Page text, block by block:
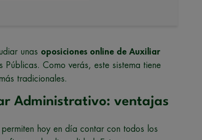
unas oposiciones online de Auxiliar
Públicas. Como verás, este sistema tiene
tradicionales.
Administrativo: ventajas
hoy en día contar con todos los